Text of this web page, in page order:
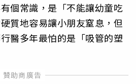
個常識，是「不能讓幼童吃
質地容易讓小朋友窒息，但
醫多年最怕的是「吸管的塑